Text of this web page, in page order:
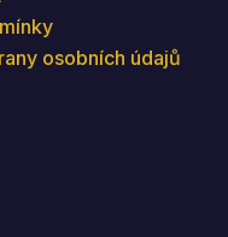
osobních údajů